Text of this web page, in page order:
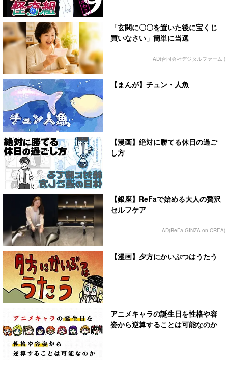
「玄関に〇〇を置いた後に宝くじ
買いなさい」簡単に当選
AD(合同会社デジタルファーム )
【まんが】チュン・人魚
【漫画】絶対に勝てる休日の過ご
し方
【銀座】ReFaで始める大人の贅沢
セルフケア
AD(ReFa GINZA on CREA)
【漫画】夕方にかいぶつはうたう
アニメキャラの誕生日を性格や容
姿から逆算することは可能なのか